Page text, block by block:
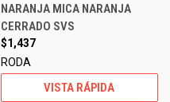
NARANJA MICA NARANJA
CERRADO SVS
$1,437
RODA
VISTA RÁPIDA